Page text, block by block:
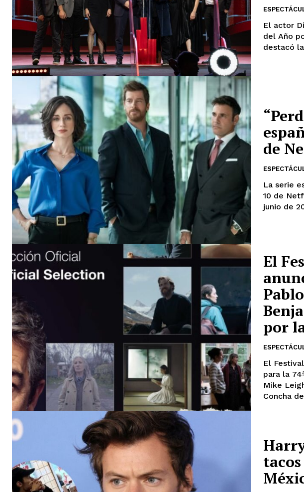
El actor
del Año
destacó
de
La serie
10 de
junio de
El
por
El
para la
Mike
Concha